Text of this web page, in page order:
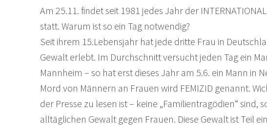
Am 25.11. findet seit 1981 jedes Jahr der
statt. Warum ist so ein Tag notwendig?
Seit ihrem 15.Lebensjahr hat jede dritte Frau in
Gewalt erlebt. Im Durchschnitt versucht jeden Tag ein
Mannheim – so hat erst dieses Jahr am 5.6. ein Mann in
Mord von Männern an Frauen wird FEMIZID genannt.
der Presse zu lesen ist – keine „Familientragödien“ sind,
alltäglichen Gewalt gegen Frauen. Diese Gewalt ist Teil